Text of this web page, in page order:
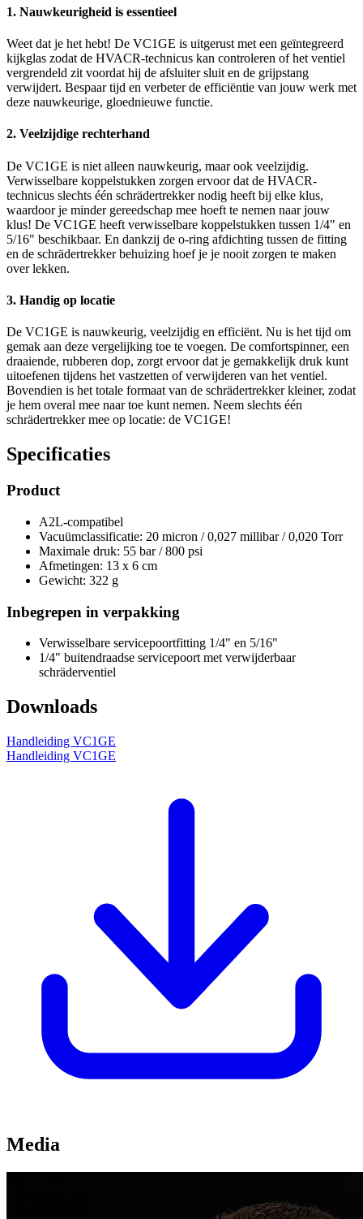
1. Nauwkeurigheid is essentieel
Weet dat je het hebt! De VC1GE is uitgerust met een geïntegreerd
kijkglas zodat de HVACR-technicus kan controleren of het ventiel
vergrendeld zit voordat hij de afsluiter sluit en de grijpstang
verwijdert. Bespaar tijd en verbeter de efficiëntie van jouw werk met
deze nauwkeurige, gloednieuwe functie.
2. Veelzijdige rechterhand
De VC1GE is niet alleen nauwkeurig, maar ook veelzijdig.
Verwisselbare koppelstukken zorgen ervoor dat de HVACR-
technicus slechts één schrädertrekker nodig heeft bij elke klus,
waardoor je minder gereedschap mee hoeft te nemen naar jouw
klus! De VC1GE heeft verwisselbare koppelstukken tussen 1/4" en
5/16" beschikbaar. En dankzij de o-ring afdichting tussen de fitting
en de schrädertrekker behuizing hoef je je nooit zorgen te maken
over lekken.
3. Handig op locatie
De VC1GE is nauwkeurig, veelzijdig en efficiënt. Nu is het tijd om
gemak aan deze vergelijking toe te voegen. De comfortspinner, een
draaiende, rubberen dop, zorgt ervoor dat je gemakkelijk druk kunt
uitoefenen tijdens het vastzetten of verwijderen van het ventiel.
Bovendien is het totale formaat van de schrädertrekker kleiner, zodat
je hem overal mee naar toe kunt nemen. Neem slechts één
schrädertrekker mee op locatie: de VC1GE!
Specificaties
Product
A2L-compatibel
Vacuümclassificatie: 20 micron / 0,027 millibar / 0,020 Torr
Maximale druk: 55 bar / 800 psi
Afmetingen: 13 x 6 cm
Gewicht: 322 g
Inbegrepen in verpakking
Verwisselbare servicepoortfitting 1/4" en 5/16"
1/4" buitendraadse servicepoort met verwijderbaar
schräderventiel
Downloads
Handleiding VC1GE
Handleiding VC1GE
Media